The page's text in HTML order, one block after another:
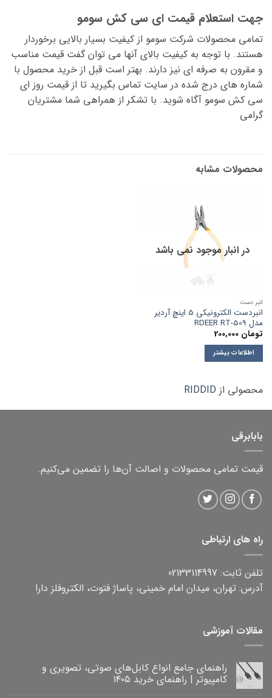
جهت استعلام قیمت ای سی کش سومو
تمامی محصولات شرکت سومو از کیفیت بسیار بالایی برخوردار
هستند. با توجه به کیفیت بالای آنها می توان گفت قیمت مناسب
و مقرون به صرفه ای نیز دارند. بهتر است قبل از خرید محصول با
شماره های درج شده در سایت تماس بگیرید تا از قیمت روز ای
سی کش سومو آگاه شوید. با تشکر از همراهی شما مشتریان
گرامی
محصولات مشابه
در انبار موجود نمی باشد
انبر دست
انبردست الکترونیکی 5 اینچ آردیر
مدل RDEER RT-509
تومان
اطلاعات بیشتر
محصولی از RIDDID
بابابرقی
قیمت تمامی محصولات و اصالت آن‌ها را تضمین می‌کنیم.
راه های ارتباطی
تلفن ثابت: 02133114997
آدرس: تهران، میدان امام خمینی، پاساژ فتوت، الکتروفلز دارا
مقالات آموزشی
راهنمای جامع انواع کابل‌های صوتی، تصویری و
کامپیوتر | راهنمای خرید ۱۴۰۵